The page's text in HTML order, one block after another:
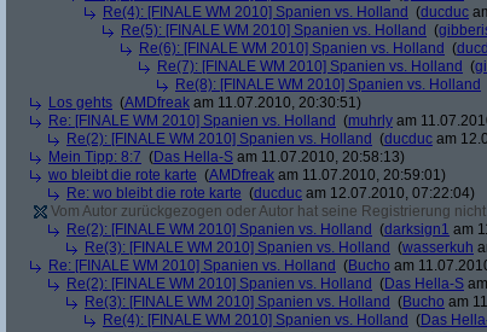
Re(4): [FINALE WM 2010] Spanien vs. Holland (ducduc
Re(5): [FINALE WM 2010] Spanien vs. Holland (
Re(6): [FINALE WM 2010] Spanien vs. Holland (
Re(7): [FINALE WM 2010] Spanien vs. Holland (
Re(8): [FINALE WM 2010] Spanien vs. Holland
Los gehts (AMDfreak am 11.07.2010, 20:30:51)
Re: [FINALE WM 2010] Spanien vs. Holland (muhrly am
Re(2): [FINALE WM 2010] Spanien vs. Holland (ducduc am
Mein Tipp: 8:7 (Das Hella-S am 11.07.2010, 20:58:13)
wo bleibt die rote karte (AMDfreak am 11.07.2010, 20:59:01)
Re: wo bleibt die rote karte (ducduc am 12.07.2010, 07:22:04)
Vom Autor zurückgezogen oder Autor hat seine Registrierung
Re(2): [FINALE WM 2010] Spanien vs. Holland (darksign1 am
Re(3): [FINALE WM 2010] Spanien vs. Holland (wasserkuh
Re: [FINALE WM 2010] Spanien vs. Holland (Bucho am
Re(2): [FINALE WM 2010] Spanien vs. Holland (Das Hella-S
Re(3): [FINALE WM 2010] Spanien vs. Holland (Bucho am
Re(4): [FINALE WM 2010] Spanien vs. Holland (Das